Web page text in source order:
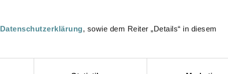
Datenschutzerklärung, sowie dem Reiter „Details“ in diesem